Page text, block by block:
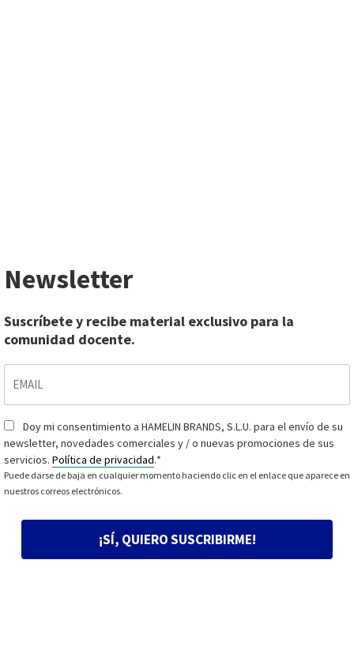
Newsletter
Suscríbete y recibe material exclusivo para la
comunidad docente.
Consentimiento*
Doy mi consentimiento a HAMELIN BRANDS, S.L.U. para el envío de su
newsletter, novedades comerciales y / o nuevas promociones de sus
servicios. Política de privacidad.*
Puede darse de baja en cualquier momento haciendo clic en el enlace que aparece en
nuestros correos electrónicos.